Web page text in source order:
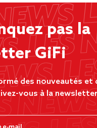
pas la
GiFi
des nouveautés et
vous à la newsletter